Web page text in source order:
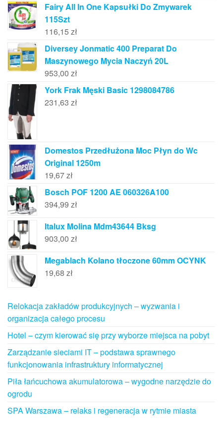
Fairy All In One Kapsułki Do Zmywarek
115Szt
116,15 zł
Diversey Jonmatic 400 Preparat Do
Maszynowego Mycia Naczyń 20L
953,00 zł
York Frak Męski Basic 1298084786
231,63 zł
Domestos Przedłużona Moc Płyn do Wc
Original 1250m
19,67zł
Bosch POF 1200 AE 060326A100
394,99 zł
Italux Molina Mdm43644 Bksg
903,00 zł
Megablach Kolano tłoczone 60mm OCYNK
19,68 zł
Relokacja zakładów produkcyjnych – wyzwania i
organizacja całego procesu
Hotel – czym kierować się przy wyborze miejsca na pobyt
Zarządzanie sieciami IT – podstawa sprawnego
funkcjonowania infrastruktury informatycznej
Piła łańcuchowa akumulatorowa – wygodne narzędzie do
ogrodu
SPA Warszawa – relaks i regeneracja w rytmie miasta